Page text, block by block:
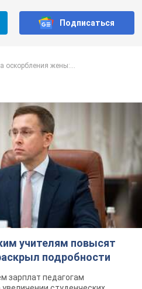
Подписаться
оскорбления жены:...
учителям повысят
подробности
зарплат педагогам